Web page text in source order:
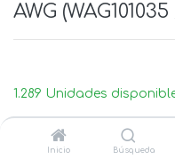
Inicio Búsqueda
AWG
1.289 Unidades